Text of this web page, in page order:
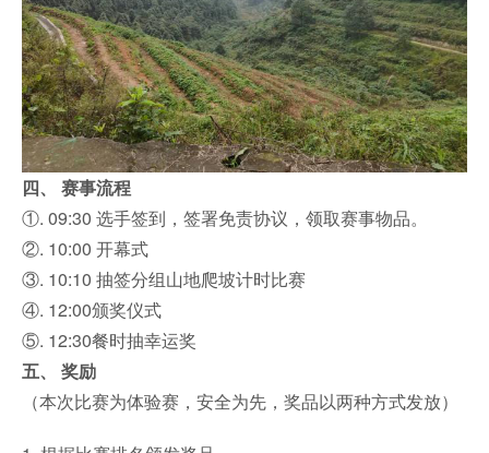
四、 赛事流程
①. 09:30 选手签到，签署免责协议，领取赛事物品。
②. 10:00 开幕式
③. 10:10 抽签分组山地爬坡计时比赛
④. 12:00颁奖仪式
⑤. 12:30餐时抽幸运奖
五、 奖励
（本次比赛为体验赛，安全为先，奖品以两种方式发放）